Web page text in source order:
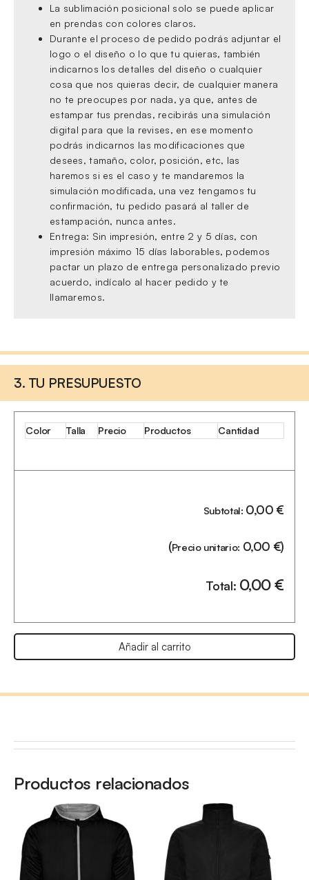
La sublimación posicional solo se puede aplicar
en prendas con colores claros.
Durante el proceso de pedido podrás adjuntar el
logo o el diseño o lo que tu quieras, también
indicarnos los detalles del diseño o cualquier
cosa que nos quieras decir, de cualquier manera
no te preocupes por nada, ya que, antes de
estampar tus prendas, recibirás una simulación
digital para que la revises, en ese momento
podrás indicarnos las modificaciones que
desees, tamaño, color, posición, etc, las
haremos si es el caso y te mandaremos la
simulación modificada, una vez tengamos tu
confirmación, tu pedido pasará al taller de
estampación, nunca antes.
Entrega: Sin impresión, entre 2 y 5 días, con
impresión máximo 15 días laborables, podemos
pactar un plazo de entrega personalizado previo
acuerdo, indícalo al hacer pedido y te
llamaremos.
3. TU PRESUPUESTO
Color Talla Precio Productos Cantidad
Subtotal: 0,00€
(Precio unitario: 0,00 €)
Total: 0,00€
Añadir al carrito
Productos relacionados